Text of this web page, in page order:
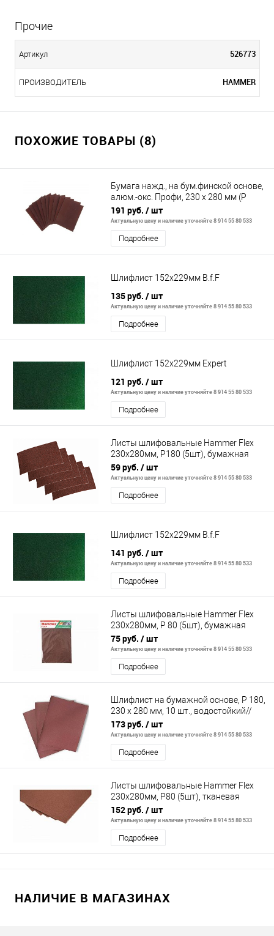
Прочие
Артикул 526773
ПРОИЗВОДИТЕЛЬ HAMMER
ПОХОЖИЕ ТОВАРЫ (8)
Бумага нажд., на бум.финской основе,
алюм.-окс. Профи, 230 х 280 мм (Р
240), 10 шт
191 руб. / шт
Актуальную цену и наличие уточняйте 8 914 55 80 533
Подробнее
Шлифлист 152х229мм B.f.F
135 руб. / шт
Актуальную цену и наличие уточняйте 8 914 55 80 533
Подробнее
Шлифлист 152х229мм Expert
121 руб. / шт
Актуальную цену и наличие уточняйте 8 914 55 80 533
Подробнее
Листы шлифовальные Hammer Flex
230x280мм, P180 (5шт), бумажная
основа
59 руб. / шт
Актуальную цену и наличие уточняйте 8 914 55 80 533
Подробнее
Шлифлист 152х229мм B.f.F
141 руб. / шт
Актуальную цену и наличие уточняйте 8 914 55 80 533
Подробнее
Листы шлифовальные Hammer Flex
230x280мм, P 80 (5шт), бумажная
основа
75 руб. / шт
Актуальную цену и наличие уточняйте 8 914 55 80 533
Подробнее
Шлифлист на бумажной основе, P 180,
230 х 280 мм, 10 шт., водостойкий//
Matrix
173 руб. / шт
Актуальную цену и наличие уточняйте 8 914 55 80 533
Подробнее
Листы шлифовальные Hammer Flex
230x280мм, P80 (5шт), тканевая
основа
152 руб. / шт
Актуальную цену и наличие уточняйте 8 914 55 80 533
Подробнее
НАЛИЧИЕ В МАГАЗИНАХ